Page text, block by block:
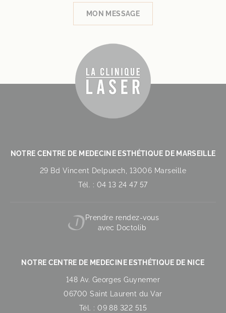
MON MESSAGE
NOTRE CENTRE DE MEDECINE ESTHÉTIQUE DE MARSEILLE
29 Bd Vincent Delpuech, 13006 Marseille
Tél. : 04 13 24 47 57
Prendre rendez-vous
avec Doctolib
NOTRE CENTRE DE MEDECINE ESTHÉTIQUE DE NICE
148 Av. Georges Guynemer
06700 Saint Laurent du Var
Tél. : 09 88 322 515